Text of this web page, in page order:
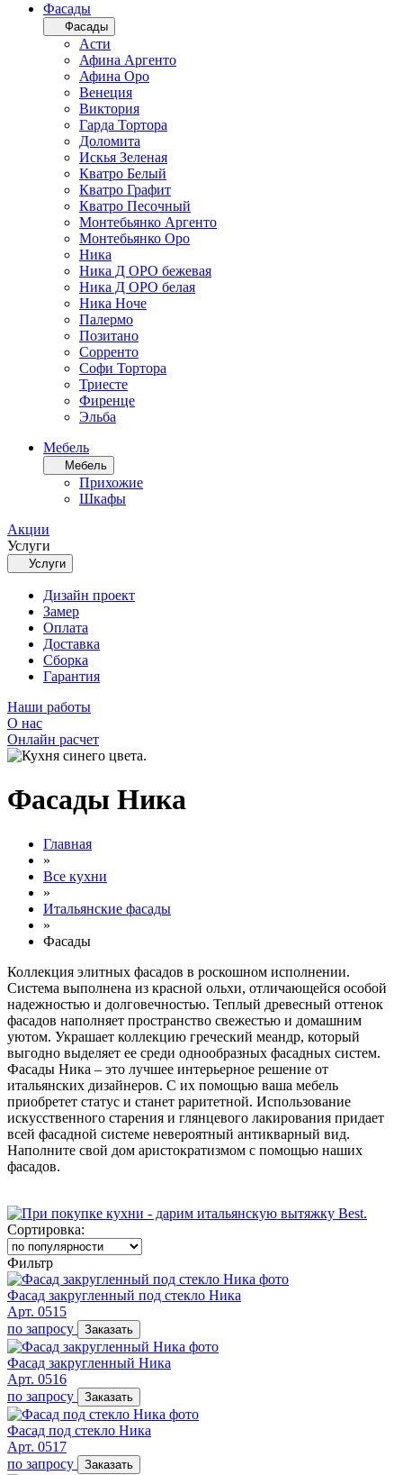
Фасады
Фасады
Асти
Афина Аргенто
Афина Оро
Венеция
Виктория
Гарда Тортора
Доломита
Искья Зеленая
Кватро Белый
Кватро Графит
Кватро Песочный
Монтебьянко Аргенто
Монтебьянко Оро
Ника
Ника Д ОРО бежевая
Ника Д ОРО белая
Ника Ноче
Палермо
Позитано
Сорренто
Софи Тортора
Триесте
Фиренце
Эльба
Мебель
Мебель
Прихожие
Шкафы
Акции
Услуги
Услуги
Дизайн проект
Замер
Оплата
Доставка
Сборка
Гарантия
Наши работы
О нас
Онлайн расчет
Фасады Ника
Главная
»
Все кухни
»
Итальянские фасады
»
Фасады
Коллекция элитных фасадов в роскошном исполнении.
Система выполнена из красной ольхи, отличающейся особой
надежностью и долговечностью. Теплый древесный оттенок
фасадов наполняет пространство свежестью и домашним
уютом. Украшает коллекцию греческий меандр, который
выгодно выделяет ее среди однообразных фасадных систем.
Фасады Ника – это лучшее интерьерное решение от
итальянских дизайнеров. С их помощью ваша мебель
приобретет статус и станет раритетной. Использование
искусственного старения и глянцевого лакирования придает
всей фасадной системе невероятный антикварный вид.
Наполните свой дом аристократизмом с помощью наших
фасадов.
Сортировка:
Фильтр
Фасад закругленный под стекло Ника
Арт. 0515
по запросу
Заказать
Фасад закругленный Ника
Арт. 0516
по запросу
Заказать
Фасад под стекло Ника
Арт. 0517
по запросу
Заказать